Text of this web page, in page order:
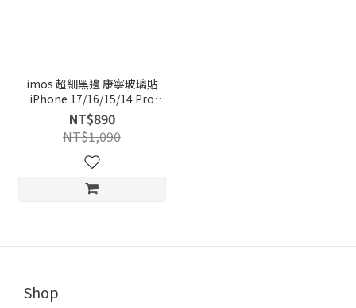
imos 超細黑邊 康寧玻璃貼
iPhone 17/16/15/14 Pro
Max/Air 9H 保護貼 防刮 耐磨
NT$890
NT$1,090
Shop